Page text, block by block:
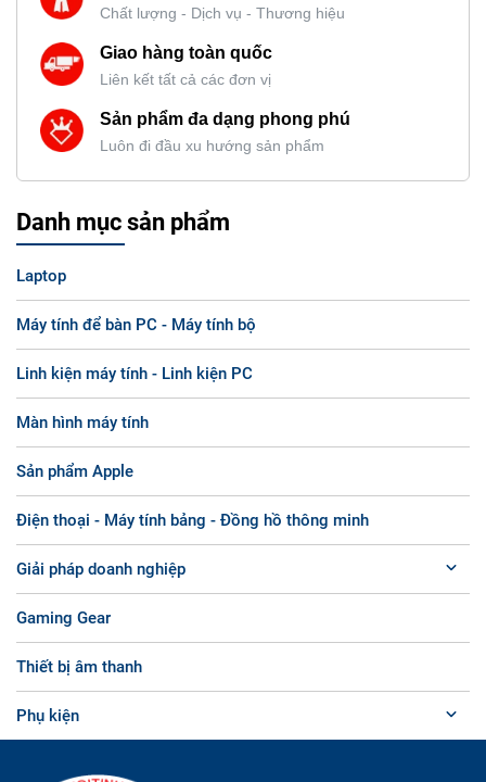
Chất lượng - Dịch vụ - Thương hiệu
Giao hàng toàn quốc
Liên kết tất cả các đơn vị
Sản phẩm đa dạng phong phú
Luôn đi đầu xu hướng sản phẩm
Danh mục sản phẩm
Laptop
Máy tính để bàn PC - Máy tính bộ
Linh kiện máy tính - Linh kiện PC
Màn hình máy tính
Sản phẩm Apple
Điện thoại - Máy tính bảng - Đồng hồ thông minh
Giải pháp doanh nghiệp
Gaming Gear
Thiết bị âm thanh
Phụ kiện